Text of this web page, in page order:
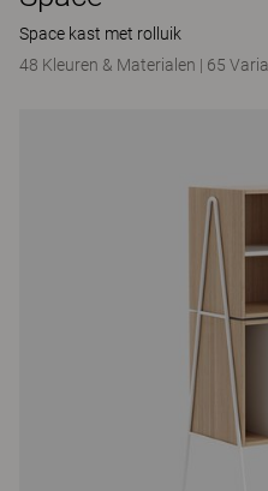
Space kast met rolluik
48 Kleuren & Materialen | 65